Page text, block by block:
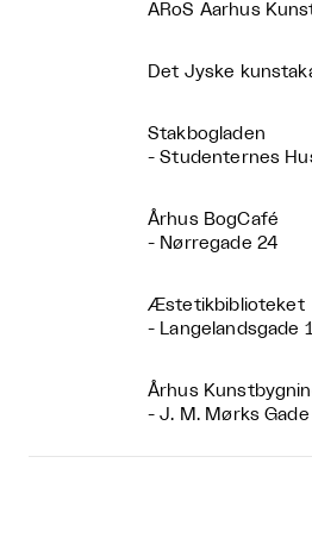
ARoS Aarhus
Det Jyske
Stakbogladen
- Studenternes
Århus BogCafé
- Nørregade 24
Æstetikbiblioteket
- Langelandsgade
Århus
- J. M. Mørks Gade